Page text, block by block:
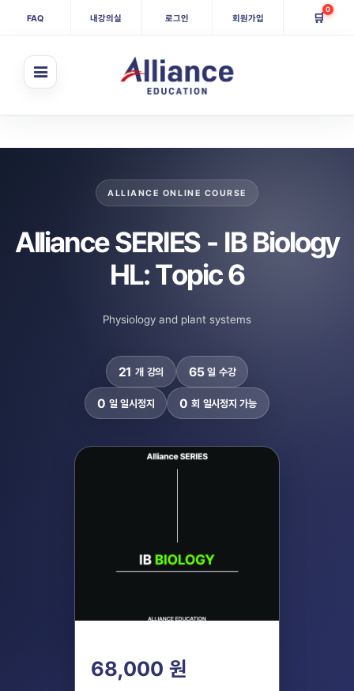
FAQ 내강의실 로그인 회원가입 🛒0
ALLIANCE ONLINE COURSE
Alliance SERIES - IB Biology
HL: Topic 6
Physiology and plant systems
21 개 강의 65 일 수강
0 일 일시정지 0 회 일시정지 가능
68,000 원